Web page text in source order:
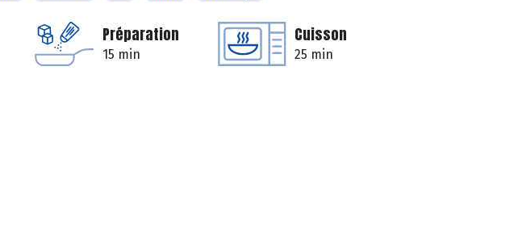
Préparation
15 min
Cuisson
25 min